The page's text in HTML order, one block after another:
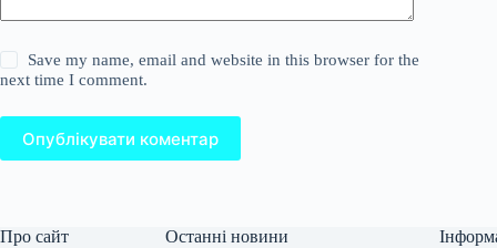
Save my name, email and website in this browser for the
next time I comment.
Опублікувати коментар
Про сайт Останні новини